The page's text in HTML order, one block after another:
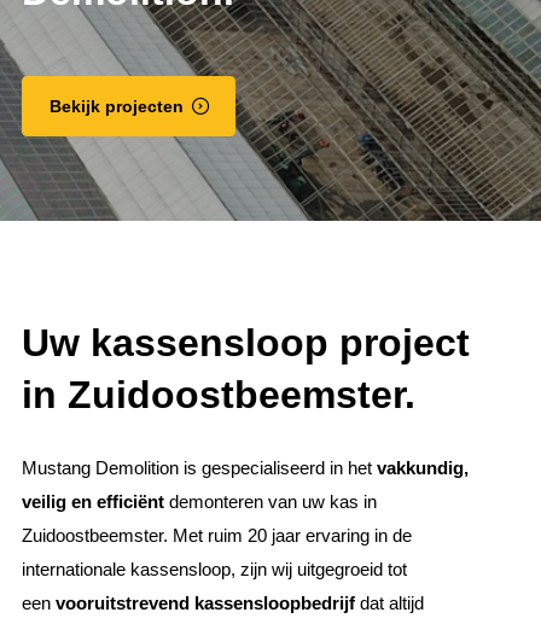
Bekijk projecten
Uw kassensloop project
in Zuidoostbeemster.
Mustang Demolition is gespecialiseerd in het vakkundig,
veilig en efficiënt demonteren van uw kas in
Zuidoostbeemster. Met ruim 20 jaar ervaring in de
internationale kassensloop, zijn wij uitgegroeid tot
een vooruitstrevend kassensloopbedrijf dat altijd